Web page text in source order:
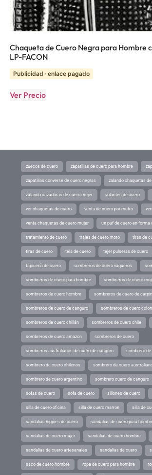
Chaqueta de Cuero Negra para Hombre
LP-FACON
Publicidad · enlace pagado
Ver Precio
zuecos de cuero zapatillas de cuero para hombre
zapatillas converse de cuero negras zalando chaquetas
zalando cazadoras de cuero mujer volantes de cuero
ver chaquetas de cuero venta de cuero por metro
venta chaquetas de cuero mujer un puf de cuero en forma
tratamiento de cuero trajes de cuero moto tiras de
tiras de cuero tela de cuero tejer pulseras de cuero
tapicería de cuero sombreros de cuero vaqueros
sombreros de cuero para hombre sombreros de cuero
sombreros de cuero hombre sombreros de cuero de
sombreros de cuero de canguro sombreros de cuero
sombreros de cuero chillán sombreros de cuero chile
sombreros de cuero amazon sombreros de cuero
sombreros australianos de cuero de canguro sombrero
sombrero de cuero chilenos sombrero de cuero
sombrero de cuero argentino sombrero cuero de canguro
sofas de cuero sofa de cuero sillones de cuero
silla de cuero oficina silla de cuero marron silla de
sandalias hippies de cuero sandalias de cuero para
sandalias de cuero mujer sandalias de cuero hombre
sandalias de cuero artesanales sandalias de cuero
saco de cuero hombre ropa de cuero para hombre